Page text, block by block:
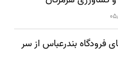
فرودگاه بندرعباس از سر